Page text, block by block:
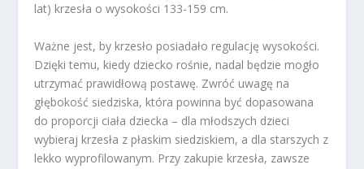
lat) krzesła o wysokości 133-159 cm.
Ważne jest, by krzesło posiadało regulację wysokości.
Dzięki temu, kiedy dziecko rośnie, nadal będzie mogło
utrzymać prawidłową postawę. Zwróć uwagę na
głębokość siedziska, która powinna być dopasowana
do proporcji ciała dziecka – dla młodszych dzieci
wybieraj krzesła z płaskim siedziskiem, a dla starszych z
lekko wyprofilowanym. Przy zakupie krzesła, zawsze